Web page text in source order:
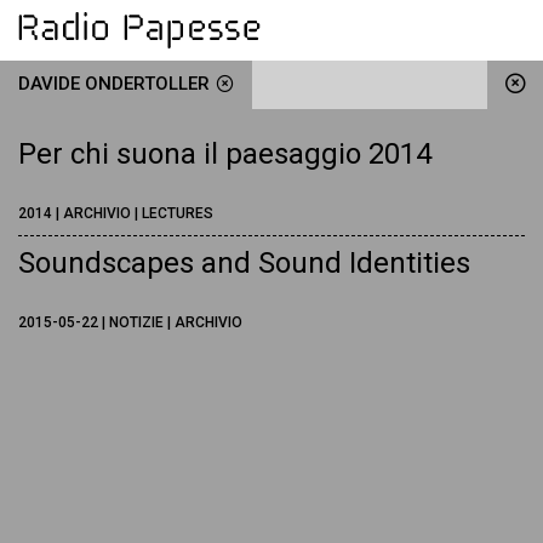
DAVIDE ONDERTOLLER
Per chi suona il paesaggio 2014
2014 | ARCHIVIO | LECTURES
Soundscapes and Sound Identities
2015-05-22 | NOTIZIE | ARCHIVIO